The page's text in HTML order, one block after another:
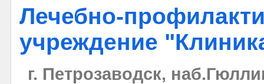
Лечебно-
учреждение
г. Петрозаводск,